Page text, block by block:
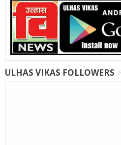
ULHAS VIKAS FOLLOWERS